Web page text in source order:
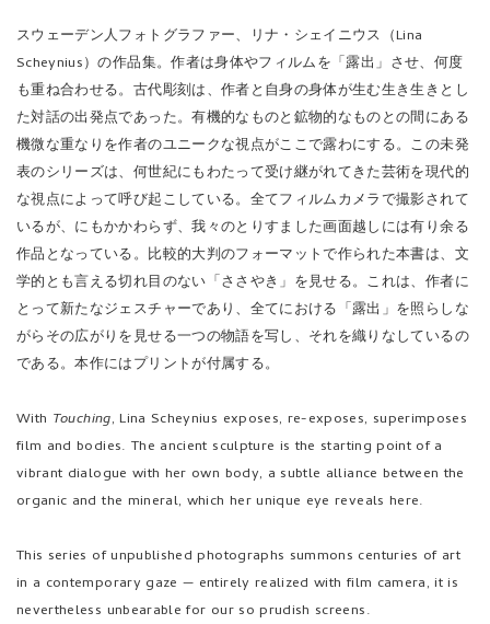
スウェーデン人フォトグラファー、リナ・シェイニウス（Lina
Scheynius）の作品集。作者は身体やフィルムを「露出」させ、何度
も重ね合わせる。古代彫刻は、作者と自身の身体が生む生き生きとし
た対話の出発点であった。有機的なものと鉱物的なものとの間にある
機微な重なりを作者のユニークな視点がここで露わにする。この未発
表のシリーズは、何世紀にもわたって受け継がれてきた芸術を現代的
な視点によって呼び起こしている。全てフィルムカメラで撮影されて
いるが、にもかかわらず、我々のとりすました画面越しには有り余る
作品となっている。比較的大判のフォーマットで作られた本書は、文
学的とも言える切れ目のない「ささやき」を見せる。これは、作者に
とって新たなジェスチャーであり、全てにおける「露出」を照らしな
がらその広がりを見せる一つの物語を写し、それを織りなしているの
である。本作にはプリントが付属する。
With Touching, Lina Scheynius exposes, re-exposes, superimposes
film and bodies. The ancient sculpture is the starting point of a
vibrant dialogue with her own body, a subtle alliance between the
organic and the mineral, which her unique eye reveals here.
This series of unpublished photographs summons centuries of art
in a contemporary gaze — entirely realized with film camera, it is
nevertheless unbearable for our so prudish screens.